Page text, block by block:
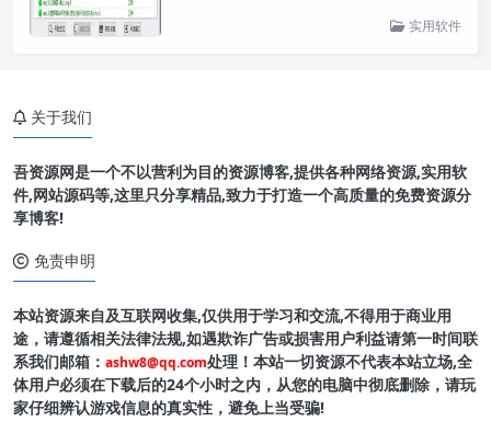
实用软件
关于我们
吾资源网是一个不以营利为目的资源博客,提供各种网络资源,实用软
件,网站源码等,这里只分享精品,致力于打造一个高质量的免费资源分
享博客!
免责申明
本站资源来自及互联网收集,仅供用于学习和交流,不得用于商业用
途，请遵循相关法律法规,如遇欺诈广告或损害用户利益请第一时间联
系我们邮箱： ashw8@qq.com处理！本站一切资源不代表本站立场,全
体用户必须在下载后的24个小时之内，从您的电脑中彻底删除，请玩
家仔细辨认游戏信息的真实性，避免上当受骗!